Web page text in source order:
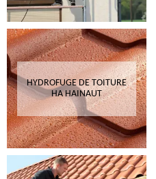
HYDROFUGE DE TOITURE
HA HAINAUT